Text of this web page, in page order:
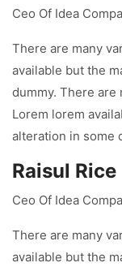
Ceo Of Idea
There are many
available but the
dummy. There are
Lorem lorem
alteration in some
Raisul Rice
Ceo Of Idea
There are many
available but the